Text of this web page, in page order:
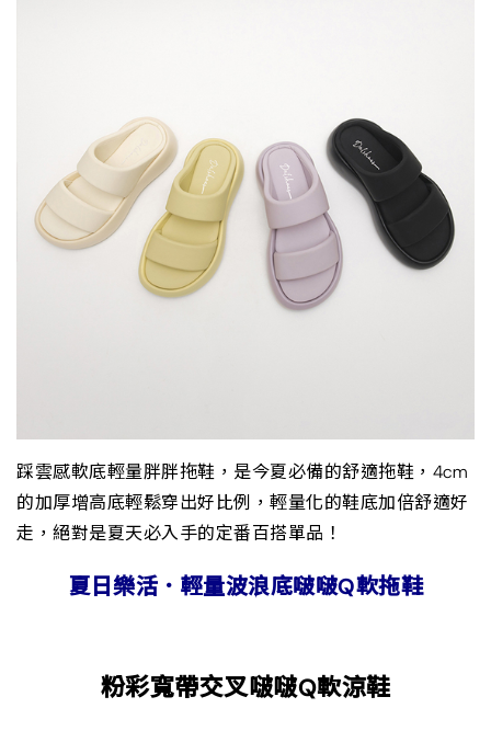
踩雲感軟底輕量胖胖拖鞋，是今夏必備的舒適拖鞋，4cm
的加厚增高底輕鬆穿出好比例，輕量化的鞋底加倍舒適好
走，絕對是夏天必入手的定番百搭單品！
夏日樂活．輕量波浪底啵啵Q軟拖鞋
粉彩寬帶交叉啵啵Q軟涼鞋